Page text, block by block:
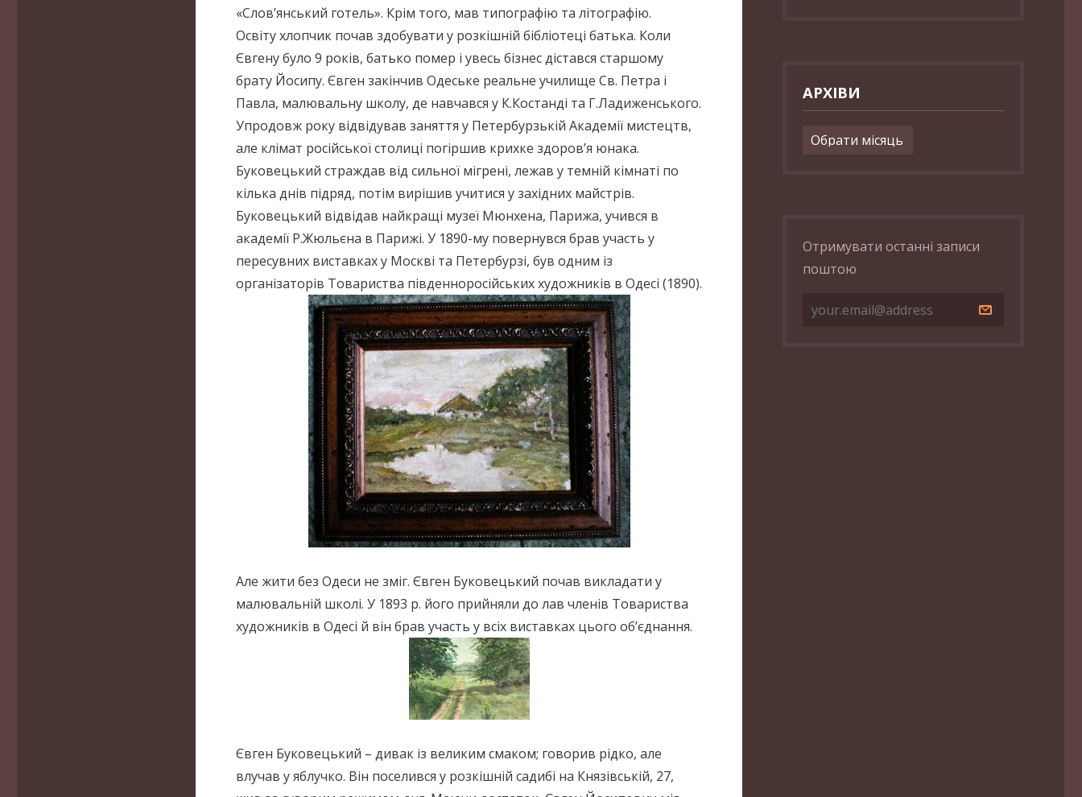
«Слов’янський готель». Крім того, мав типографію та літографію.
Освіту хлопчик почав здобувати у розкішній бібліотеці батька. Коли
Євгену було 9 років, батько помер і увесь бізнес дістався старшому
брату Йосипу. Євген закінчив Одеське реальне училище Св. Петра і
Павла, малювальну школу, де навчався у К.Костанді та Г.Ладиженського.
Упродовж року відвідував заняття у Петербурзькій Академії мистецтв,
але клімат російської столиці погіршив крихке здоров’я юнака.
Буковецький страждав від сильної мігрені, лежав у темній кімнаті по
кілька днів підряд, потім вирішив учитися у західних майстрів.
Буковецький відвідав найкращі музеї Мюнхена, Парижа, учився в
академії Р.Жюльєна в Парижі. У 1890-му повернувся брав участь у
пересувних виставках у Москві та Петербурзі, був одним із
організаторів Товариства південноросійських художників в Одесі (1890).
Але жити без Одеси не зміг. Євген Буковецький почав викладати у
малювальній школі. У 1893 р. його прийняли до лав членів Товариства
художників в Одесі й він брав участь у всіх виставках цього об’єднання.
Євген Буковецький – дивак із великим смаком; говорив рідко, але
влучав у яблучко. Він поселився у розкішній садибі на Князівській, 27,
АРХІВИ
Архіви
Отримувати останні записи
поштою